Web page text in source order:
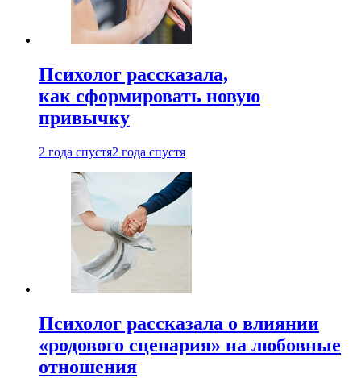
Психолог рассказала,
как сформировать новую
привычку
2 года спустя2 года спустя
Психолог рассказала о влиянии
«родового сценария» на любовные
отношения